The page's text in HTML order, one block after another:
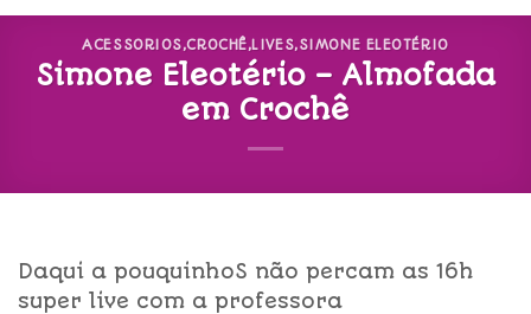
ACESSORIOS,CROCHÊ,LIVES,SIMONE ELEOTÉRIO
Simone Eleotério – Almofada
em Crochê
Daqui a pouquinhoS não percam as 16h
super live com a professora